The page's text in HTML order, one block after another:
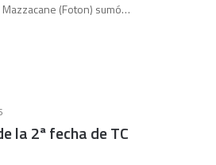
(Foton) sumó…
la 2ª fecha de TC